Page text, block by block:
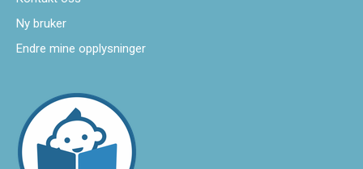
Ny bruker
Endre mine opplysninger